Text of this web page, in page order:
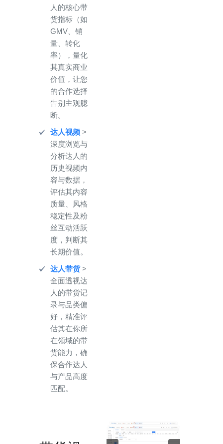
人的核心带
货指标（如
GMV、销
量、转化
率），量化
其真实商业
价值，让您
的合作选择
告别主观臆
断。
达人视频 >
深度浏览与
分析达人的
历史视频内
容与数据，
评估其内容
质量、风格
稳定性及粉
丝互动活跃
度，判断其
长期价值。
达人带货>
全面透视达
人的带货记
录与品类偏
好，精准评
估其在你所
在领域的带
货能力，确
保合作达人
与产品高度
匹配。